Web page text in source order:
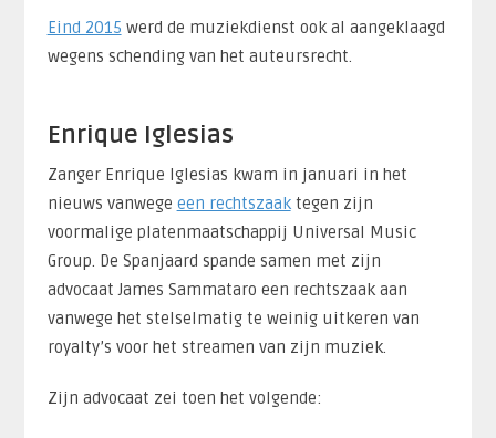
Eind 2015 werd de muziekdienst ook al aangeklaagd
wegens schending van het auteursrecht.
Enrique Iglesias
Zanger Enrique Iglesias kwam in januari in het
nieuws vanwege een rechtszaaktegen zijn
voormalige platenmaatschappij Universal Music
Group. De Spanjaard spande samen met zijn
advocaat James Sammataro een rechtszaak aan
vanwege het stelselmatig te weinig uitkeren van
royalty’s voor het streamen van zijn muziek.
Zijn advocaat zei toen het volgende: